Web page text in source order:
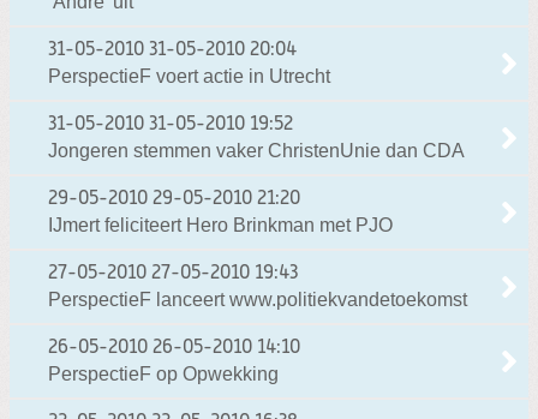
31-05-2010 31-05-2010 20:04
PerspectieF voert actie in Utrecht
31-05-2010 31-05-2010 19:52
Jongeren stemmen vaker ChristenUnie dan CDA
29-05-2010 29-05-2010 21:20
IJmert feliciteert Hero Brinkman met PJO
27-05-2010 27-05-2010 19:43
PerspectieF lanceert www.politiekvandetoekomst
26-05-2010 26-05-2010 14:10
PerspectieF op Opwekking